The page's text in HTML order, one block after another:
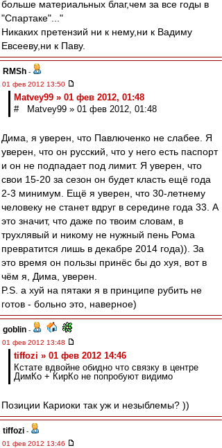
больше материальных благ,чем за все годы в
"Спартаке"..."
Никаких претензий ни к нему,ни к Вадиму
Евсееву,ни к Паву.
RMSh -
01 фев 2012 13:50
Matvey99 » 01 фев 2012, 01:48
# Matvey99 » 01 фев 2012, 01:48
Дима, я уверен, что Павлюченко не слабее. Я
уверен, что он русский, что у него есть паспорт
и он не подпадает под лимит. Я уверен, что
свои 15-20 за сезон он будет класть ещё года
2-3 минимум. Ещё я уверен, что 30-летнему
человеку не станет вдруг в середине года 33. А
это значит, что даже по твоим словам, в
трухлявый и никому не нужный пень Рома
превратится лишь в декабре 2014 года)). За
это время он пользы принёс бы до хуя, вот в
чём я, Дима, уверен.
P.S. а хуй на пятаки я в принципе рубить не
готов - больно это, наверное)
goblin -
01 фев 2012 13:48
tiffozi » 01 фев 2012 14:46
Кстате вдвойне обидно что связку в центре
ДимКо + КирКо не попробуют видимо
Позиции Кариоки так уж и незыблемы? ))
tiffozi -
01 фев 2012 13:46